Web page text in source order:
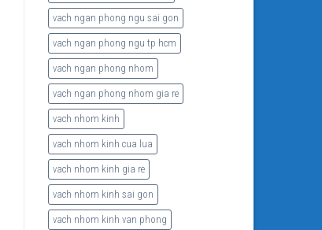
vach ngan phong ngu sai gon
vach ngan phong ngu tp hcm
vach ngan phong nhom
vach ngan phong nhom gia re
vach nhom kinh
vach nhom kinh cua lua
vach nhom kinh gia re
vach nhom kinh sai gon
vach nhom kinh van phong